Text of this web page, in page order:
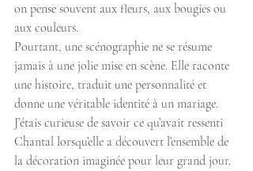
on pense souvent aux fleurs, aux bougies ou
aux couleurs.
Pourtant, une scénographie ne se résume
jamais à une jolie mise en scène. Elle raconte
une histoire, traduit une personnalité et
donne une véritable identité à un mariage.
J’étais curieuse de savoir ce qu’avait ressenti
Chantal lorsqu’elle a découvert l’ensemble de
la décoration imaginée pour leur grand jour.